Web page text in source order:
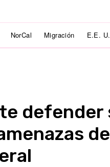
NorCal Migración E.E.
defender
de